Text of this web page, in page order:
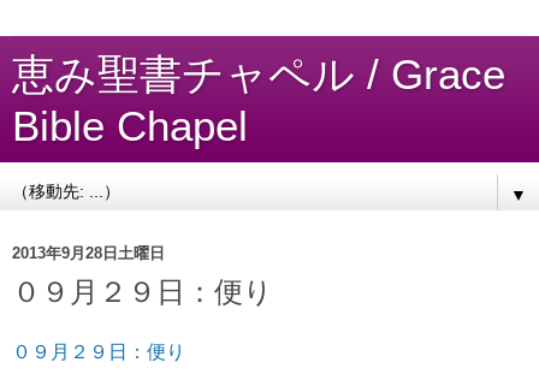
恵み聖書チャペル / Grace
Bible Chapel
▼
2013年9月28日土曜日
０９月２９日：便り
０９月２９日：便り